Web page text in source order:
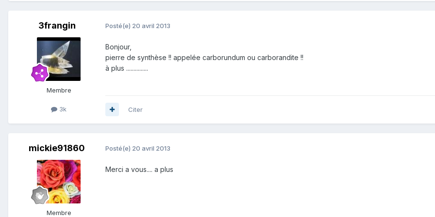
3frangin
Membre
3k
Posté(e) 20 avril 2013
Bonjour,
pierre de synthèse !! appelée carborundum ou carborandite !!
à plus ...............
Citer
mickie91860
Membre
Posté(e) 20 avril 2013
Merci a vous.... a plus